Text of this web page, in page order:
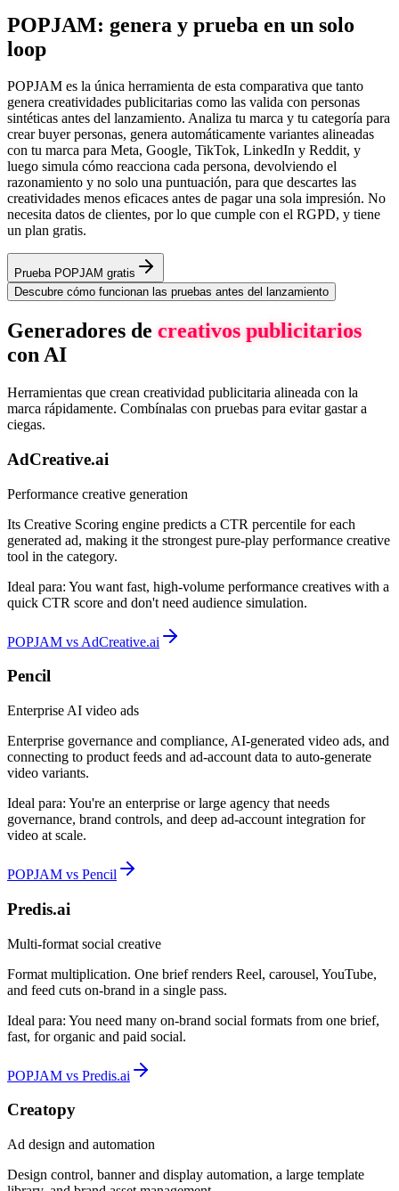
POPJAM: genera y prueba en un solo
loop
POPJAM es la única herramienta de esta comparativa que tanto
genera creatividades publicitarias como las valida con personas
sintéticas antes del lanzamiento. Analiza tu marca y tu categoría para
crear buyer personas, genera automáticamente variantes alineadas
con tu marca para Meta, Google, TikTok, LinkedIn y Reddit, y
luego simula cómo reacciona cada persona, devolviendo el
razonamiento y no solo una puntuación, para que descartes las
creatividades menos eficaces antes de pagar una sola impresión. No
necesita datos de clientes, por lo que cumple con el RGPD, y tiene
un plan gratis.
Prueba POPJAM gratis
Descubre cómo funcionan las pruebas antes del lanzamiento
Generadores de creativos publicitarios
con AI
Herramientas que crean creatividad publicitaria alineada con la
marca rápidamente. Combínalas con pruebas para evitar gastar a
ciegas.
AdCreative.ai
Performance creative generation
Its Creative Scoring engine predicts a CTR percentile for each
generated ad, making it the strongest pure-play performance creative
tool in the category.
Ideal para: You want fast, high-volume performance creatives with a
quick CTR score and don't need audience simulation.
POPJAM vs AdCreative.ai
Pencil
Enterprise AI video ads
Enterprise governance and compliance, AI-generated video ads, and
connecting to product feeds and ad-account data to auto-generate
video variants.
Ideal para: You're an enterprise or large agency that needs
governance, brand controls, and deep ad-account integration for
video at scale.
POPJAM vs Pencil
Predis.ai
Multi-format social creative
Format multiplication. One brief renders Reel, carousel, YouTube,
and feed cuts on-brand in a single pass.
Ideal para: You need many on-brand social formats from one brief,
fast, for organic and paid social.
POPJAM vs Predis.ai
Creatopy
Ad design and automation
Design control, banner and display automation, a large template